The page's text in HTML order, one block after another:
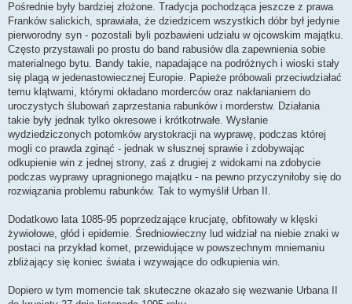
Pośrednie były bardziej złożone. Tradycja pochodząca jeszcze z prawa
Franków salickich, sprawiała, że dziedzicem wszystkich dóbr był jedynie
pierworodny syn - pozostali byli pozbawieni udziału w ojcowskim majątku.
Często przystawali po prostu do band rabusiów dla zapewnienia sobie
materialnego bytu. Bandy takie, napadające na podróżnych i wioski stały
się plagą w jedenastowiecznej Europie. Papieże próbowali przeciwdziałać
temu klątwami, którymi okładano morderców oraz nakłanianiem do
uroczystych ślubowań zaprzestania rabunków i morderstw. Działania
takie były jednak tylko okresowe i krótkotrwałe. Wysłanie
wydziedziczonych potomków arystokracji na wyprawę, podczas której
mogli co prawda zginąć - jednak w słusznej sprawie i zdobywając
odkupienie win z jednej strony, zaś z drugiej z widokami na zdobycie
podczas wyprawy upragnionego majątku - na pewno przyczyniłoby się do
rozwiązania problemu rabunków. Tak to wymyślił Urban II.
Dodatkowo lata 1085-95 poprzedzające krucjatę, obfitowały w klęski
żywiołowe, głód i epidemie. Średniowieczny lud widział na niebie znaki w
postaci na przykład komet, przewidujące w powszechnym mniemaniu
zbliżający się koniec świata i wzywające do odkupienia win.
Dopiero w tym momencie tak skuteczne okazało się wezwanie Urbana II